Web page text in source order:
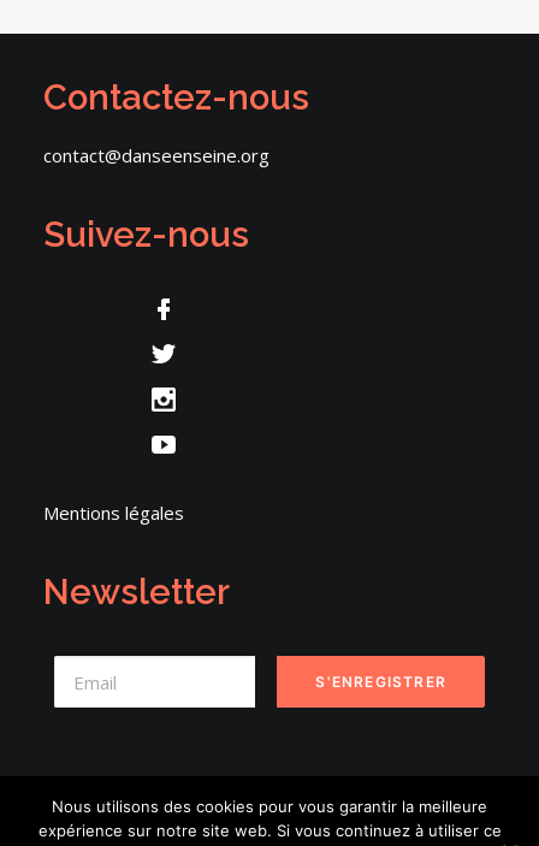
Contactez-nous
contact@danseenseine.org
Suivez-nous
Mentions légales
Newsletter
© 2026 Danse en Seine. | Tous droits réservés.
Nous utilisons des cookies pour vous garantir la meilleure
expérience sur notre site web. Si vous continuez à utiliser ce